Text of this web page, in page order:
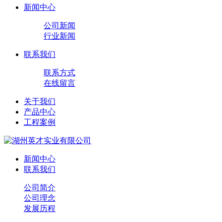
新闻中心
公司新闻
行业新闻
联系我们
联系方式
在线留言
关于我们
产品中心
工程案例
新闻中心
联系我们
公司简介
公司理念
发展历程